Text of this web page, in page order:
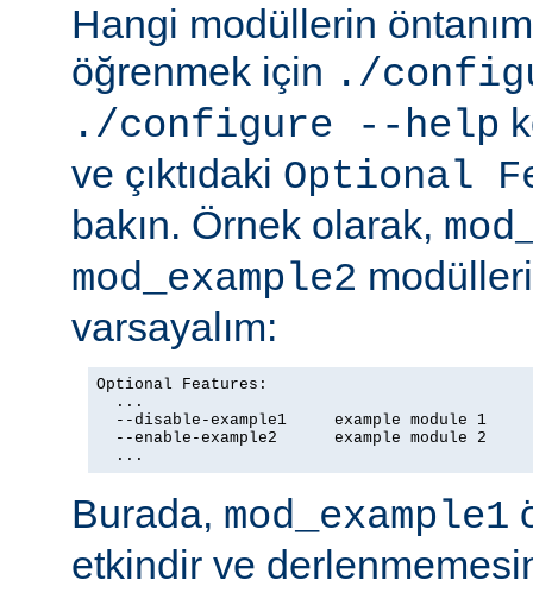
Hangi modüllerin
öğrenmek için ./
./configure --help
ve çıktıdaki Optional
bakın. Örnek olarak,
mod_example2
varsayalım:
Optional Features:
  ...
  --disable-example1     example module 1
  --enable-example2      example module 2
  ...
Burada, mod_example1
etkindir ve